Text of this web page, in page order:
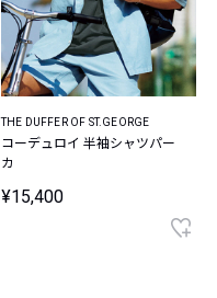
THE DUFFER OF ST.GEORGE
コーデュロイ 半袖シャツパー
カ
¥15,400